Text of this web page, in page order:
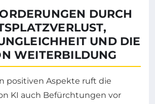
DURCH
UND DIE
WEITERBILDUNG
positiven Aspekte ruft die
KI auch Befürchtungen vor